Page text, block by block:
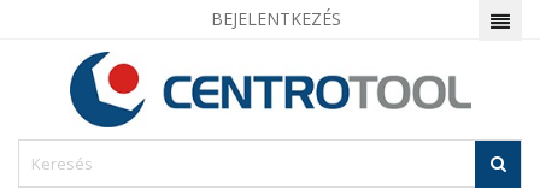
BEJELENTKEZÉS